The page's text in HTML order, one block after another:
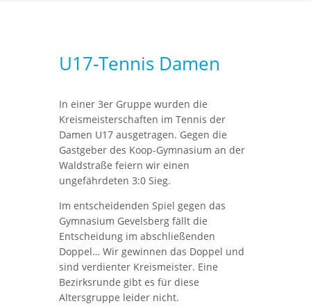
U17-Tennis Damen
In einer 3er Gruppe wurden die
Kreismeisterschaften im Tennis der
Damen U17 ausgetragen. Gegen die
Gastgeber des Koop-Gymnasium an der
Waldstraße feiern wir einen
ungefährdeten 3:0 Sieg.
Im entscheidenden Spiel gegen das
Gymnasium Gevelsberg fällt die
Entscheidung im abschließenden
Doppel… Wir gewinnen das Doppel und
sind verdienter Kreismeister. Eine
Bezirksrunde gibt es für diese
Altersgruppe leider nicht.